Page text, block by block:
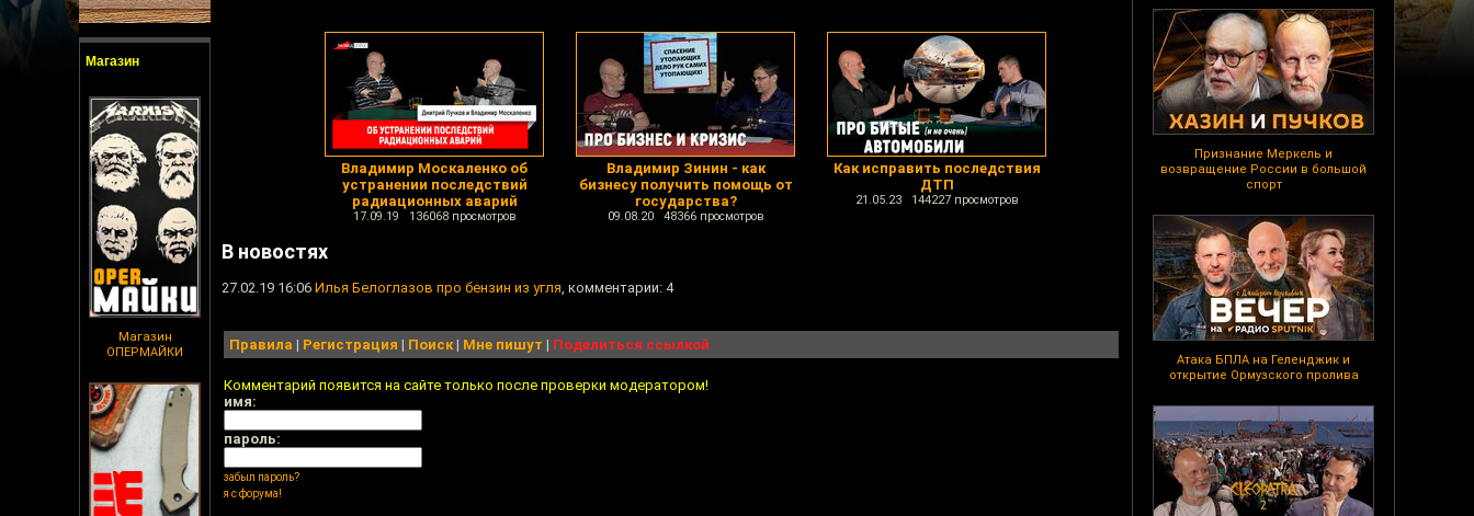
Магазин
Магазин
ОПЕРМАЙКИ
Признание Меркель и
возвращение России в большой
спорт
Атака БПЛА на Геленджик и
открытие Ормузского пролива
Владимир Москаленко об
устранении последствий
радиационных аварий
17.09.19 136068 просмотров
Владимир Зинин - как
бизнесу получить помощь от
государства?
09.08.20 48366 просмотров
Как исправить последствия
ДТП
21.05.23 144227 просмотров
В новостях
27.02.19 16:06 Илья Белоглазов про бензин из угля, комментарии: 4
Правила | Регистрация | Поиск| Мне пишут | Поделиться ссылкой
Комментарий появится на сайте только после проверки модератором!
имя:
пароль:
забыл пароль?
я с форума!